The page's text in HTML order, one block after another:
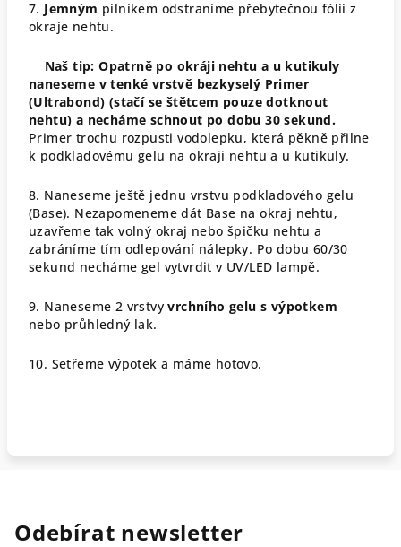
7. Jemným pilníkem odstraníme přebytečnou fólii z
okraje nehtu.
Naš tip: Opatrně po okráji nehtu a u kutikuly
naneseme v tenké vrstvě bezkyselý Primer
(Ultrabond) (stačí se štětcem pouze dotknout
nehtu) a necháme schnout po dobu 30 sekund.
Primer trochu rozpusti vodolepku, která pěkně přilne
k podkladovému gelu na okraji nehtu a u kutikuly.
8. Naneseme ještě jednu vrstvu podkladového gelu
(Base). Nezapomeneme dát Base na okraj nehtu,
uzavřeme tak volný okraj nebo špičku nehtu a
zabráníme tím odlepování nálepky. Po dobu 60/30
sekund necháme gel vytvrdit v UV/LED lampě.
9. Naneseme 2 vrstvyvrchního gelu s výpotkem
nebo průhledný lak.
10. Setřeme výpotek a máme hotovo.
Odebírat newsletter